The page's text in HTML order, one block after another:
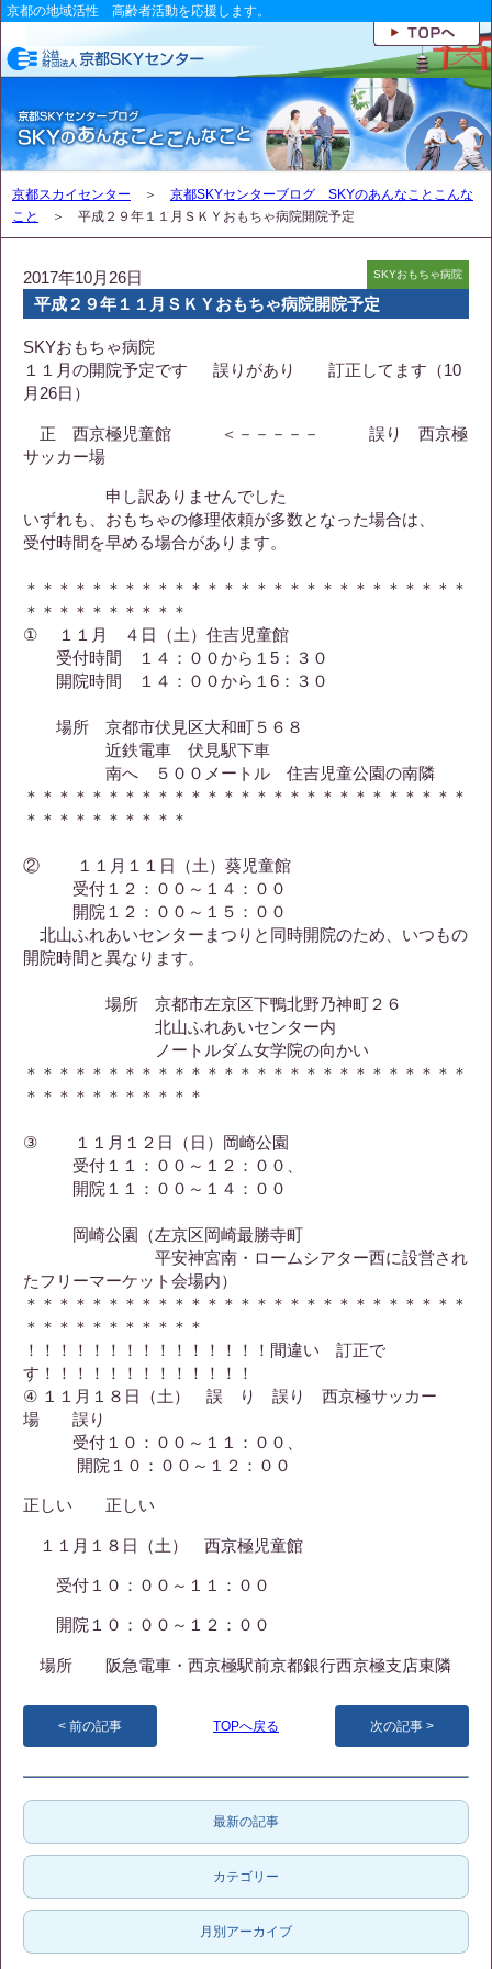
京都の地域活性 高齢者活動を応援します。
京都スカイセンター ＞ 京都SKYセンターブログ SKYのあんなことこんな
こと
＞ 平成２９年１１月ＳＫＹおもちゃ病院開院予定
2017年10月26日 SKYおもちゃ病院
平成２９年１１月ＳＫＹおもちゃ病院開院予定
SKYおもちゃ病院
１１月の開院予定です 誤りがあり 訂正してます（10
月26日）
正 西京極児童館 ＜－－－－－ 誤り 西京極
サッカー場
申し訳ありませんでした
いずれも、おもちゃの修理依頼が多数となった場合は、
受付時間を早める場合があります。
＊＊＊＊＊＊＊＊＊＊＊＊＊＊＊＊＊＊＊＊＊＊＊＊＊＊＊
＊＊＊＊＊＊＊＊＊＊
① １１月 ４日（土）住吉児童館
受付時間 １４：００から１5：３０
開院時間 １４：００から１6：３０
場所 京都市伏見区大和町５６８
近鉄電車 伏見駅下車
南へ ５００メートル 住吉児童公園の南隣
＊＊＊＊＊＊＊＊＊＊＊＊＊＊＊＊＊＊＊＊＊＊＊＊＊＊＊
＊＊＊＊＊＊＊＊＊＊
② １１月１１日（土）葵児童館
受付１２：００～１４：００
開院１２：００～１５：００
北山ふれあいセンターまつりと同時開院のため、いつもの
開院時間と異なります。
場所 京都市左京区下鴨北野乃神町２６
北山ふれあいセンター内
ノートルダム女学院の向かい
＊＊＊＊＊＊＊＊＊＊＊＊＊＊＊＊＊＊＊＊＊＊＊＊＊＊＊
＊＊＊＊＊＊＊＊＊＊＊
③ １１月１２日（日）岡崎公園
受付１１：００～１２：００、
開院１１：００～１４：００
岡崎公園（左京区岡崎最勝寺町
平安神宮南・ロームシアター西に設営され
たフリーマーケット会場内）
＊＊＊＊＊＊＊＊＊＊＊＊＊＊＊＊＊＊＊＊＊＊＊＊＊＊＊
＊＊＊＊＊＊＊＊＊＊＊
！！！！！！！！！！！！！！！間違い 訂正で
す！！！！！！！！！！！！！
④ １１月１８日（土） 誤 り 誤り 西京極サッカー
場 誤り
受付１０：００～１１：００、
開院１０：００～１２：００
正しい 正しい
１１月１８日（土） 西京極児童館
受付１０：００～１１：００
開院１０：００～１２：００
場所 阪急電車・西京極駅前京都銀行西京極支店東隣
前の記事 TOPへ戻る 次の記事
最新の記事
カテゴリー
月別アーカイブ